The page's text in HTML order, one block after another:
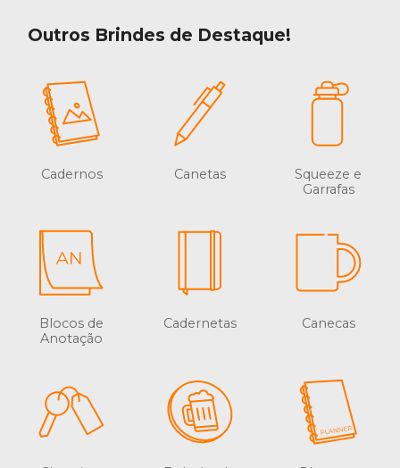
Outros Brindes de Destaque!
Cadernos Canetas
Squeeze e
Garrafas
Blocos de
Anotação
Cadernetas Canecas